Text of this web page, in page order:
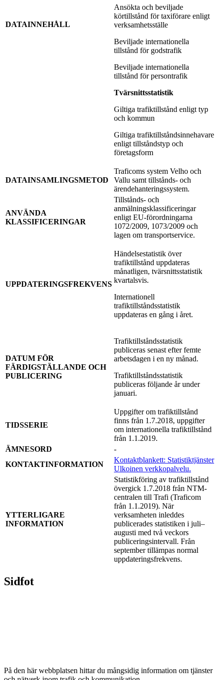
DATAINNEHÅLL
Ansökta och beviljade
körtillstånd för taxiförare enligt
verksamhetsställe
Beviljade internationella
tillstånd för godstrafik
Beviljade internationella
tillstånd för persontrafik
Tvärsnittsstatistik
Giltiga trafiktillstånd enligt typ
och kommun
Giltiga trafiktillståndsinnehavare
enligt tillståndstyp och
företagsform
DATAINSAMLINGSMETOD
Traficoms system Velho och
Vallu samt tillstånds- och
ärendehanteringssystem.
ANVÄNDA
KLASSIFICERINGAR
Tillstånds- och
anmälningsklassificeringar
enligt EU-förordningarna
1072/2009, 1073/2009 och
lagen om transportservice.
UPPDATERINGSFREKVENS
Händelsestatistik över
trafiktillstånd uppdateras
månatligen, tvärsnittsstatistik
kvartalsvis.
Internationell
trafiktillståndsstatistik
uppdateras en gång i året.
DATUM FÖR
FÄRDIGSTÄLLANDE OCH
PUBLICERING
Trafiktillståndsstatistik
publiceras senast efter femte
arbetsdagen i en ny månad.
Trafiktillståndsstatistik
publiceras följande år under
januari.
TIDSSERIE
Uppgifter om trafiktillstånd
finns från 1.7.2018, uppgifter
om internationella trafiktillstånd
från 1.1.2019.
ÄMNESORD
-
KONTAKTINFORMATION
Kontaktblankett: Statistiktjänster
Ulkoinen verkkopalvelu.
YTTERLIGARE
INFORMATION
Statistikföring av trafiktillstånd
övergick 1.7.2018 från NTM-
centralen till Trafi (Traficom
från 1.1.2019). När
verksamheten inleddes
publicerades statistiken i juli–
augusti med två veckors
publiceringsintervall. Från
september tillämpas normal
uppdateringsfrekvens.
Sidfot
På den här webbplatsen hittar du mångsidig information om tjänster